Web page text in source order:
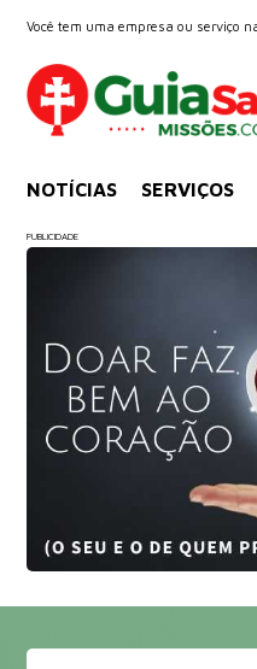
Você tem uma empresa ou serviço
NOTÍCIAS SERVIÇOS
PUBLICIDADE